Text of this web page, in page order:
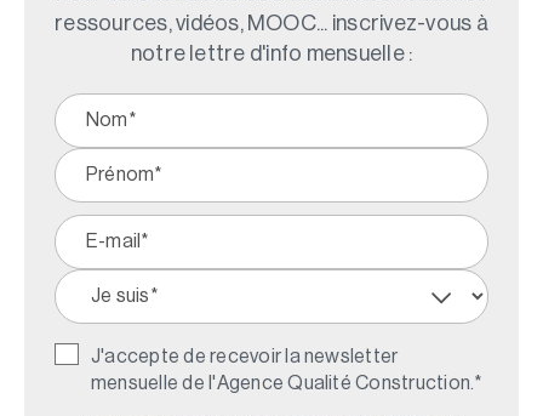
ressources, vidéos, MOOC... inscrivez-vous à
notre lettre d'info mensuelle :
J'accepte de recevoir la newsletter
mensuelle de l'Agence Qualité Construction. *